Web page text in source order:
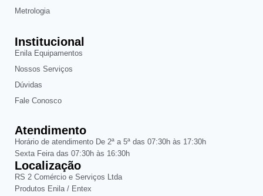
Metrologia
Institucional
Enila Equipamentos
Nossos Serviços
Dúvidas
Fale Conosco
Atendimento
Horário de atendimento De 2ª a 5ª das 07:30h às 17:30h
Sexta Feira das 07:30h às 16:30h
Localização
RS 2 Comércio e Serviços Ltda
Produtos Enila / Entex